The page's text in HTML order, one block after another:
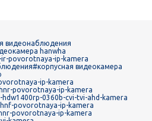
видеонаблюдения
hanwha
ir-povorotnaya-ip-kamera
#корпусная видеокамера
ip-kamera
povorotnaya-ip-kamera
0360b-cvi-tvi-ahd-kamera
povorotnaya-ip-kamera
povorotnaya-ip-kamera